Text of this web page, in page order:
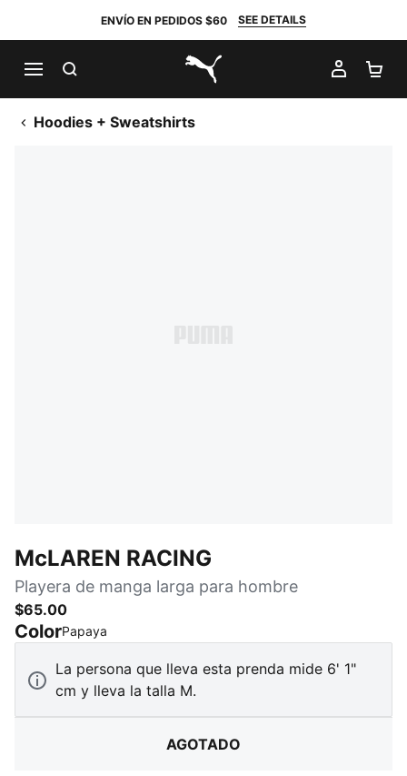
ENVÍO EN PEDIDOS $60 SEE DETAILS
PUMA.com
MI
Hoodies + Sweatshirts
McLAREN RACING
Playera de manga larga para hombre
$65.00
ColorPapaya
La persona que lleva esta prenda mide 6' 1"
cm y lleva la talla M.
AGOTADO